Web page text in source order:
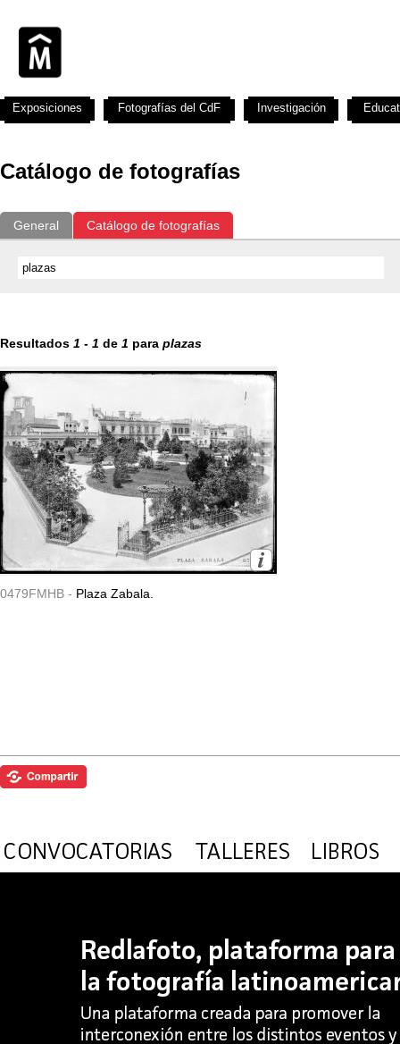
Catálogo de fotografías
General Catálogo de fotografías
Resultados 1 - 1 de 1 para plazas
0479FMHB - Plaza Zabala.
Exposiciones Fotografías del CdF Investigación